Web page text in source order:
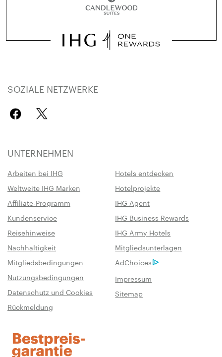
SOZIALE NETZWERKE
UNTERNEHMEN
Arbeiten bei IHG
Hotels entdecken
Weltweite IHG Marken
Hotelprojekte
Affiliate-Programm
IHG Agent
Kundenservice
IHG Business Rewards
Reisehinweise
IHG Army Hotels
Nachhaltigkeit
Mitgliedsunterlagen
Mitgliedsbedingungen
AdChoices
Nutzungsbedingungen
Impressum
Datenschutz und Cookies
Sitemap
Rückmeldung